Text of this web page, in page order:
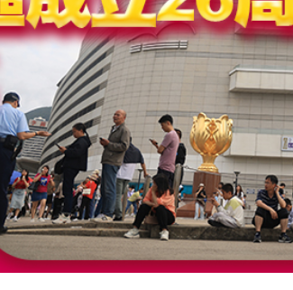
代命題
五組數據見證文儒沉香從傳統邁向現代
委員考察團來瓊考察
新帶動消費約18億元
合計營收2.58萬億 利潤總額近936億
解鎖閱讀新玩法